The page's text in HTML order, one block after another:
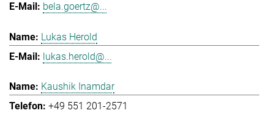
bela.goertz@...
Lukas Herold
lukas.herold@...
Kaushik Inamdar
+49 551 201-2571